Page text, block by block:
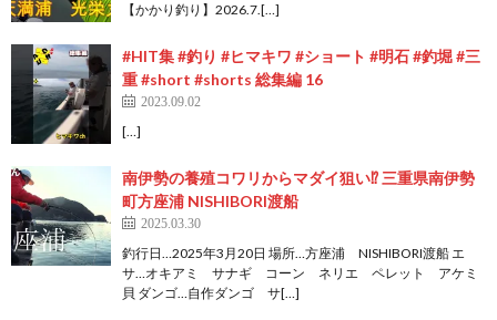
【かかり釣り】2026.7.[…]
#HIT集 #釣り #ヒマキワ #ショート #明石 #釣堀 #三
重 #short #shorts 総集編 16
2023.09.02
[…]
南伊勢の養殖コワリからマダイ狙い⁉︎ 三重県南伊勢
町方座浦 NISHIBORI渡船
2025.03.30
釣行日…2025年3月20日 場所…方座浦 NISHIBORI渡船 エ
サ…オキアミ サナギ コーン ネリエ ペレット アケミ
貝 ダンゴ…自作ダンゴ サ[…]